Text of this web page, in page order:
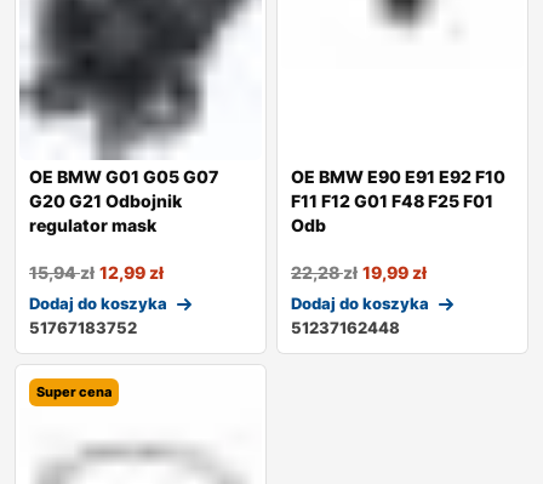
OE BMW G01 G05 G07
G20 G21 Odbojnik
regulator mask
15,94zł 12,99zł
Dodaj do koszyka
51767183752
OE BMW E90 E91 E92 F10
F11 F12 G01 F48 F25 F01
Odb
22,28zł 19,99zł
Dodaj do koszyka
51237162448
Super cena